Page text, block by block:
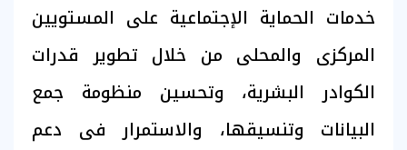
خدمات الحماية الإجتماعية على المستويين
المركزى والمحلى من خلال تطوير قدرات
الكوادر البشرية، وتحسين منظومة جمع
البيانات وتنسيقها، والاستمرار فى دعم